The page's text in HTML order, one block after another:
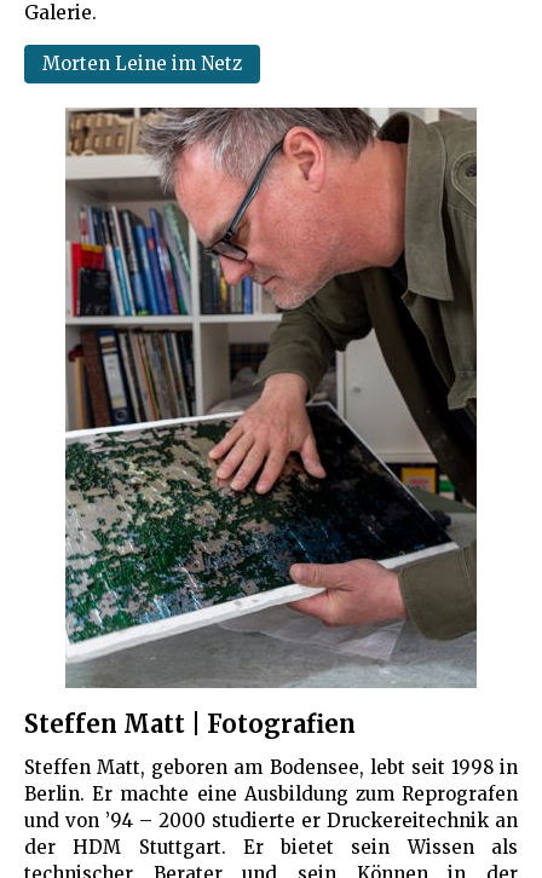
Galerie.
Morten Leine im Netz
Steffen Matt | Fotografien
Steffen Matt, geboren am Bodensee, lebt seit 1998 in
Berlin. Er machte eine Ausbildung zum Reprografen
und von ’94 – 2000 studierte er Druckereitechnik an
der HDM Stuttgart. Er bietet sein Wissen als